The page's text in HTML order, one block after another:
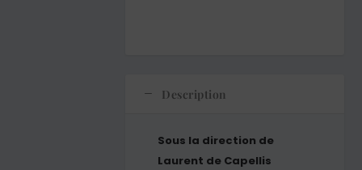
Description
Sous la direction de
Laurent de Capellis